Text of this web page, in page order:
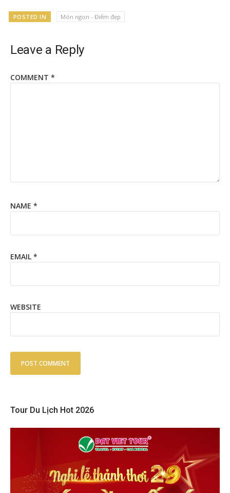
POSTED IN Món ngon - Điểm đẹp
Leave a Reply
COMMENT *
NAME *
EMAIL *
WEBSITE
Tour Du Lịch Hot 2026